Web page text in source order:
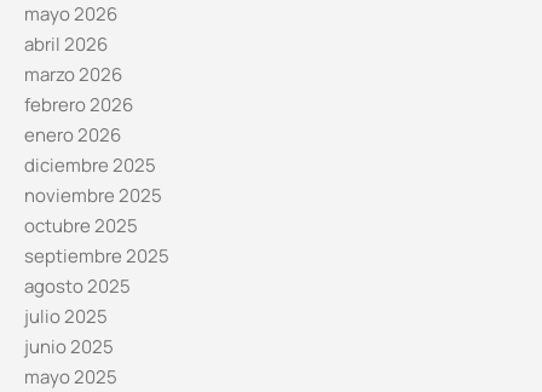
mayo 2026
abril 2026
marzo 2026
febrero 2026
enero 2026
diciembre 2025
noviembre 2025
octubre 2025
septiembre 2025
agosto 2025
julio 2025
junio 2025
mayo 2025